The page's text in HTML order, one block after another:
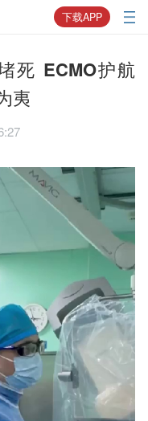
下载APP
死 ECMO护航
夷